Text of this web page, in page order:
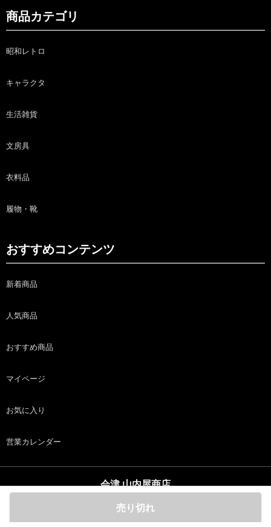
売り切れ
商品カテゴリ
昭和レトロ
キャラクタ
生活雑貨
文房具
衣料品
履物・靴
おすすめコンテンツ
新着商品
人気商品
おすすめ商品
マイページ
お気に入り
営業カレンダー
会津 山内屋商店
copyright (c) 会津 山内屋商店 all rights reserved.